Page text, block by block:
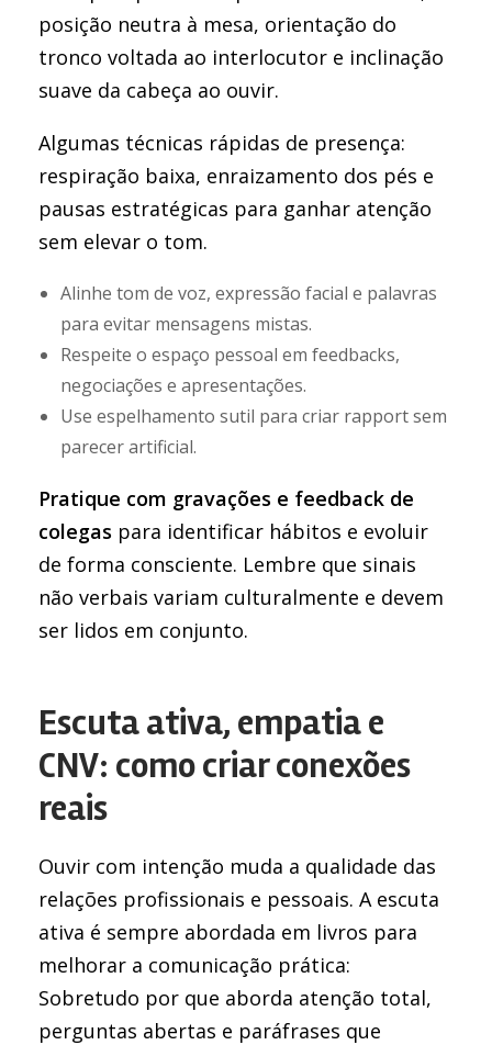
posição neutra à mesa, orientação do
tronco voltada ao interlocutor e inclinação
suave da cabeça ao ouvir.
Algumas técnicas rápidas de presença:
respiração baixa, enraizamento dos pés e
pausas estratégicas para ganhar atenção
sem elevar o tom.
Alinhe tom de voz, expressão facial e palavras
para evitar mensagens mistas.
Respeite o espaço pessoal em feedbacks,
negociações e apresentações.
Use espelhamento sutil para criar rapport sem
parecer artificial.
Pratique com gravações e feedback de
colegas para identificar hábitos e evoluir
de forma consciente. Lembre que sinais
não verbais variam culturalmente e devem
ser lidos em conjunto.
Escuta ativa, empatia e
CNV: como criar conexões
reais
Ouvir com intenção muda a qualidade das
relações profissionais e pessoais. A escuta
ativa é sempre abordada em livros para
melhorar a comunicação prática:
Sobretudo por que aborda atenção total,
perguntas abertas e paráfrases que